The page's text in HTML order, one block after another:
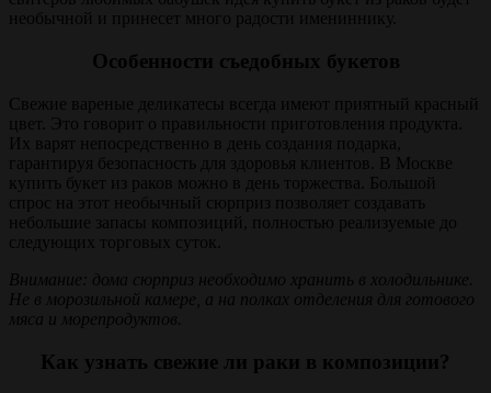
необычной и принесет много радости имениннику.
Особенности съедобных букетов
Свежие вареные деликатесы всегда имеют приятный красный
цвет. Это говорит о правильности приготовления продукта.
Их варят непосредственно в день создания подарка,
гарантируя безопасность для здоровья клиентов. В Москве
купить букет из раков можно в день торжества. Большой
спрос на этот необычный сюрприз позволяет создавать
небольшие запасы композиций, полностью реализуемые до
следующих торговых суток.
Внимание: дома сюрприз необходимо хранить в холодильнике.
Не в морозильной камере, а на полках отделения для готового
мяса и морепродуктов.
Как узнать свежие ли раки в композиции?